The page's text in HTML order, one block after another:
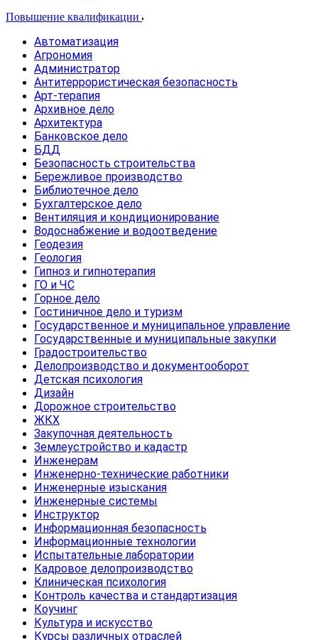
Повышение квалификации
Автоматизация
Агрономия
Администратор
Антитеррористическая безопасность
Арт-терапия
Архивное дело
Архитектура
Банковское дело
БДД
Безопасность строительства
Бережливое производство
Библиотечное дело
Бухгалтерское дело
Вентиляция и кондиционирование
Водоснабжение и водоотведение
Геодезия
Геология
Гипноз и гипнотерапия
ГО и ЧС
Горное дело
Гостиничное дело и туризм
Государственное и муниципальное управление
Государственные и муниципальные закупки
Градостроительство
Делопроизводство и документооборот
Детская психология
Дизайн
Дорожное строительство
ЖКХ
Закупочная деятельность
Землеустройство и кадастр
Инженерам
Инженерно-технические работники
Инженерные изыскания
Инженерные системы
Инструктор
Информационная безопасность
Информационные технологии
Испытательные лаборатории
Кадровое делопроизводство
Клиническая психология
Контроль качества и стандартизация
Коучинг
Культура и искусство
Курсы различных отраслей